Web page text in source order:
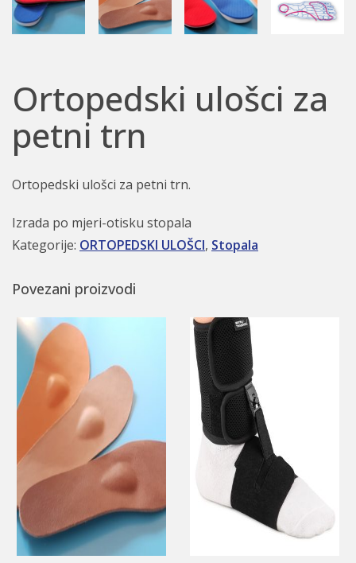
Ortopedski ulošci za
petni trn
Ortopedski ulošci za petni trn.
Izrada po mjeri-otisku stopala
Kategorije: ORTOPEDSKI ULOŠCI, Stopala
Povezani proizvodi